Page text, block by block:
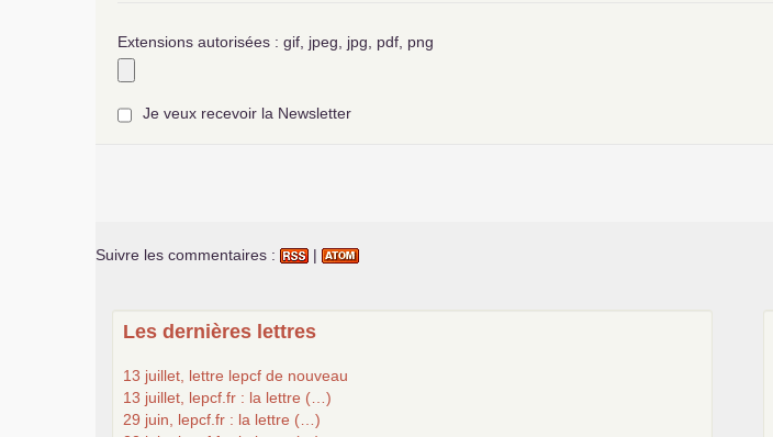
Extensions autorisées : gif, jpeg, jpg, pdf, png
Je veux recevoir la Newsletter
Suivre les commentaires : |
Les dernières lettres
13 juillet, lettre lepcf de nouveau
13 juillet, lepcf.fr : la lettre (…)
29 juin, lepcf.fr : la lettre (…)